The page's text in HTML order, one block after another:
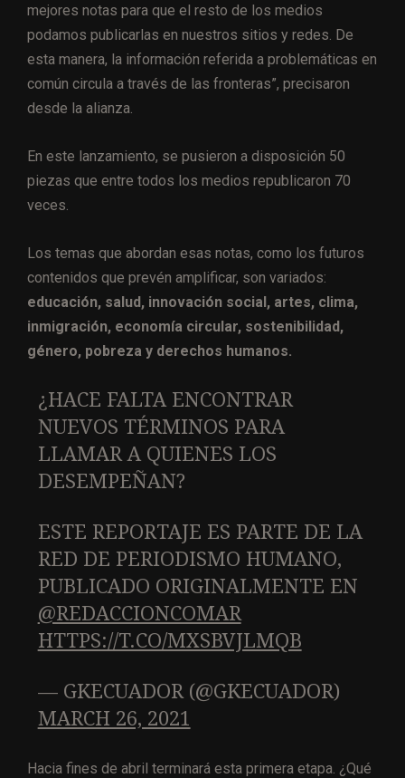
mejores notas para que el resto de los medios
podamos publicarlas en nuestros sitios y redes. De
esta manera, la información referida a problemáticas en
común circula a través de las fronteras”, precisaron
desde la alianza.
En este lanzamiento, se pusieron a disposición 50
piezas que entre todos los medios republicaron 70
veces.
Los temas que abordan esas notas, como los futuros
contenidos que prevén amplificar, son variados:
educación, salud, innovación social, artes, clima,
inmigración, economía circular, sostenibilidad,
género, pobreza y derechos humanos.
¿HACE FALTA ENCONTRAR
NUEVOS TÉRMINOS PARA
LLAMAR A QUIENES LOS
DESEMPEÑAN?
ESTE REPORTAJE ES PARTE DE LA
RED DE PERIODISMO HUMANO,
PUBLICADO ORIGINALMENTE EN
@REDACCIONCOMAR
HTTPS://T.CO/MXSBVJLMQB
— GKECUADOR (@GKECUADOR)
MARCH 26, 2021
Hacia fines de abril terminará esta primera etapa. ¿Qué